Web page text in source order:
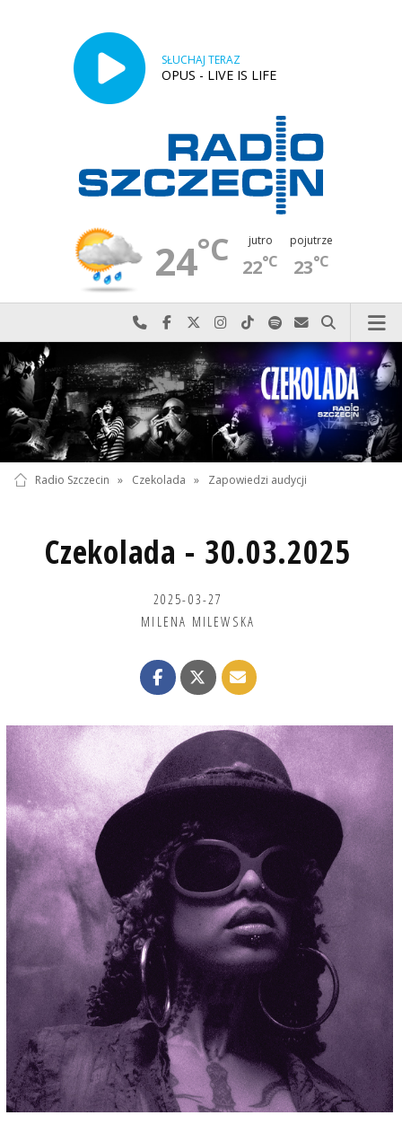
SŁUCHAJ TERAZ
OPUS - LIVE IS LIFE
24°C jutro
22°C
pojutrze
23°C
Najlepiej po prostu do nas zadzwoń
Odwiedź nas na Facebook-u
Odwiedź nas na X
Odwiedź nas na Instagram-ie
Odwiedź nas na TikTok-u
Szukaj nas na Spotify
Wyślij do nas
Szukaj
Radio Szczecin » Czekolada » Zapowiedzi audycji
Czekolada - 30.03.2025
2025-03-27
MILENA MILEWSKA